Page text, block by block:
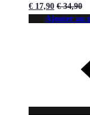
€ 17,90 €34,90
Ajouter au